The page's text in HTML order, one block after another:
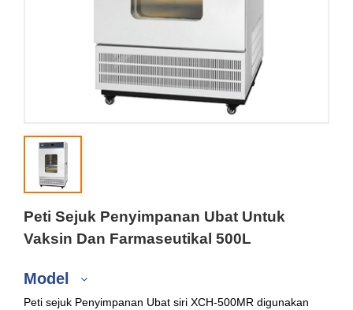
Peti Sejuk Penyimpanan Ubat Untuk
Vaksin Dan Farmaseutikal 500L
Model
Peti sejuk Penyimpanan Ubat siri XCH-500MR digunakan